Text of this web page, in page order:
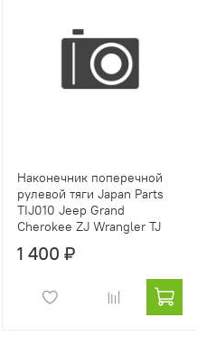
Наконечник поперечной
рулевой тяги Japan Parts
TIJ010 Jeep Grand
Cherokee ZJ Wrangler TJ
1 400 ₽